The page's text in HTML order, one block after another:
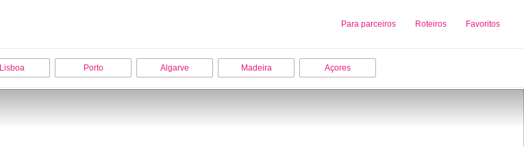
Para parceiros Roteiros Favoritos
Sobre nós Adicionar uma Empresa
Lisboa Porto Algarve Madeira Açores